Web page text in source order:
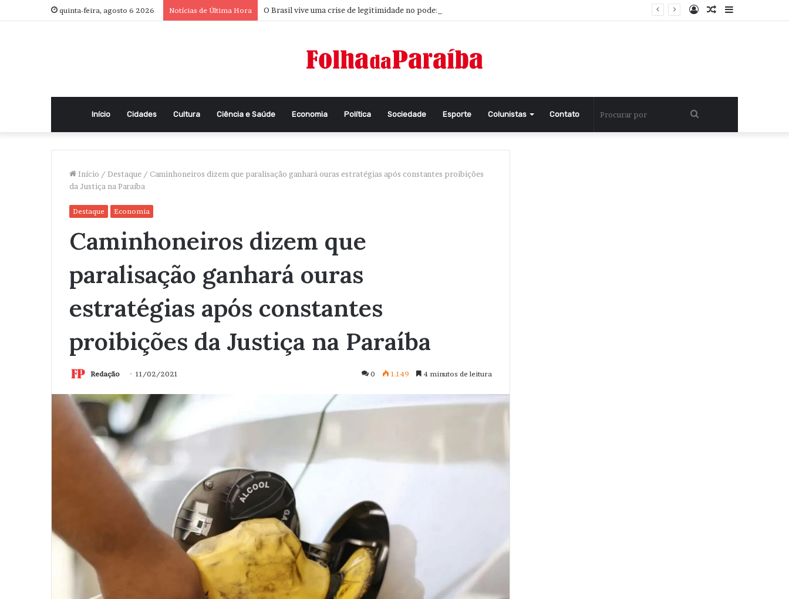
quinta-feira, agosto 6 2026 Notícias de Última Hora O Brasil vive uma crise de legitimidade no poder
Artigo
Entrar
Início Cidades Cultura Ciência e Saúde Economia Política Sociedade Esporte Colunistas Contato Procurar
Início / Destaque / Caminhoneiros dizem que paralisação ganhará ouras estratégias após constantes proibições
da Justiça na Paraíba
Destaque Economia
Caminhoneiros dizem que
paralisação ganhará ouras
estratégias após constantes
proibições da Justiça na Paraíba
Redação 11/02/2021 0 1.149 4 minutos de leitura